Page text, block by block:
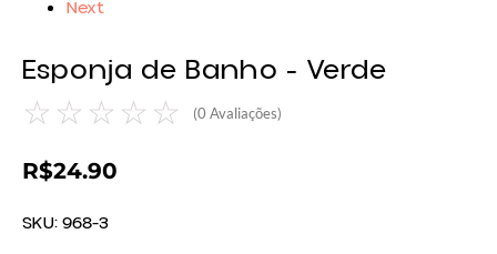
Next
Esponja de Banho - Verde
☆ ☆ ☆ ☆ ☆ (0 Avaliações)
R$24.90
SKU:968-3